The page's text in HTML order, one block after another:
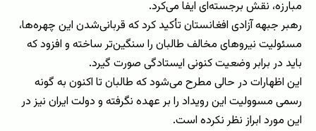
مبارزه، نقش برجسته‌ای ایفا می‌کرد.
رهبر جبهه آزادی افغانستان تأکید کرد که قربانی‌شدن این چهره‌ها،
مسئولیت نیروهای مخالف طالبان را سنگین‌تر ساخته و افزود که
باید در برابر وضعیت کنونی ایستادگی صورت گیرد.
این اظهارات در حالی مطرح می‌شود که طالبان تا اکنون به گونه
رسمی مسوولیت این رویداد را بر عهده نگرفته و دولت ایران نیز در
این مورد ابراز نظر نکرده است.